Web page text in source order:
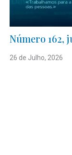
Número 162,
26 de Julho, 2026